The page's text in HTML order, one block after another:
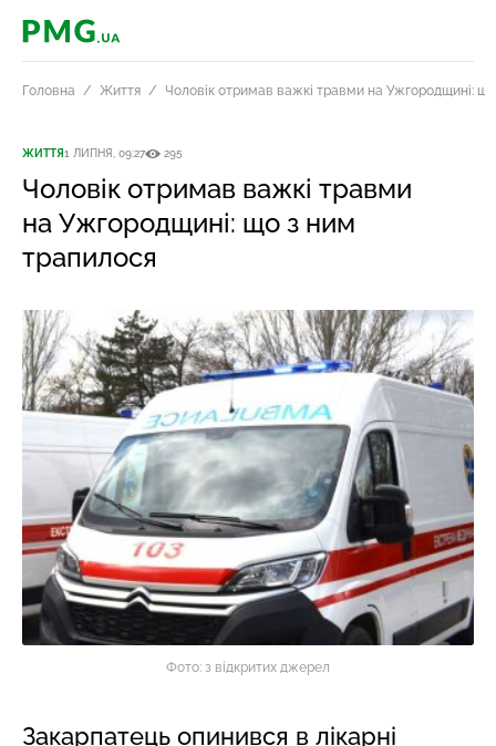
PMG.ua
Головна Життя Чоловік отримав важкі травми на Ужгородщині:
ЖИТТЯ1 ЛИПНЯ, 09:27 295
Чоловік отримав важкі травми
на Ужгородщині: що з ним
трапилося
Фото: з відкритих джерел
Закарпатець опинився в лікарні